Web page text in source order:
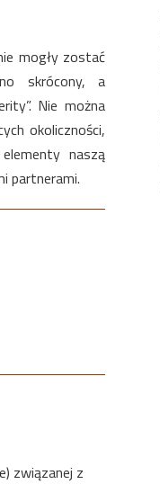
mogły zostać
skrócony, a
Nie można
okoliczności,
naszą
partnerami.
związanej z